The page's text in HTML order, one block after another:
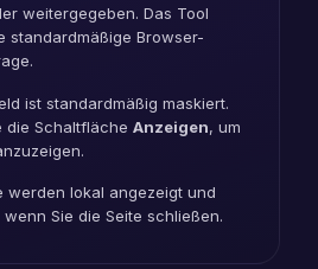
weitergegeben. Das Tool
standardmäßige Browser-
ist standardmäßig maskiert.
die Schaltfläche Anzeigen, um
werden lokal angezeigt und
Sie die Seite schließen.